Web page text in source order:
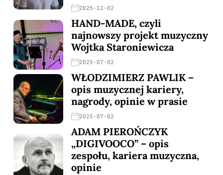
2025-12-02
HAND-MADE, czyli
najnowszy projekt muzyczny
Wojtka Staroniewicza
2025-07-02
WŁODZIMIERZ PAWLIK –
opis muzycznej kariery,
nagrody, opinie w prasie
2025-07-02
ADAM PIEROŃCZYK
„DIGIVOOCO” – opis
zespołu, kariera muzyczna,
opinie